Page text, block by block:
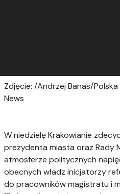
Zdjęcie: /Andrzej Banas/
News
W niedzielę Krakowianie
prezydenta miasta oraz Rady
atmosferze politycznych
obecnych władz inicjatorzy
do pracowników magistratu i